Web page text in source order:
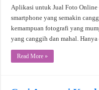
Aplikasi untuk Jual Foto
smartphone yang semakin
kemampuan fotografi yang
yang canggih dan mahal.
Read More »